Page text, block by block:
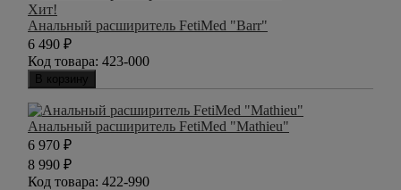
Хит!
Анальный расширитель FetiMed "Barr"
6 490 ₽
Код товара: 423-000
В корзину
Анальный расширитель FetiMed "Mathieu"
6 970 ₽
8 990 ₽
Код товара: 422-990